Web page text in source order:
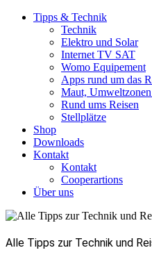
Tipps & Technik
Technik
Elektro und Solar
Internet TV SAT
Womo Equipement
Apps rund um das
Maut, Umweltzonen
Rund ums Reisen
Stellplätze
Shop
Downloads
Kontakt
Kontakt
Cooperartions
Über uns
Alle Tipps zur Technik und